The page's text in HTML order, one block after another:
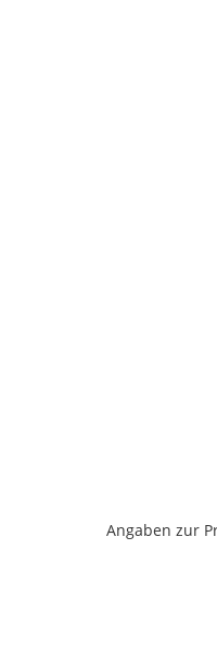
Angaben zur